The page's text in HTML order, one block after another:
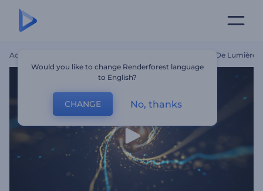
Accueil Animation De Logo - Torsion Des Traces De Lumière
Would you like to change Renderforest language
to English?
CHANGE No, thanks